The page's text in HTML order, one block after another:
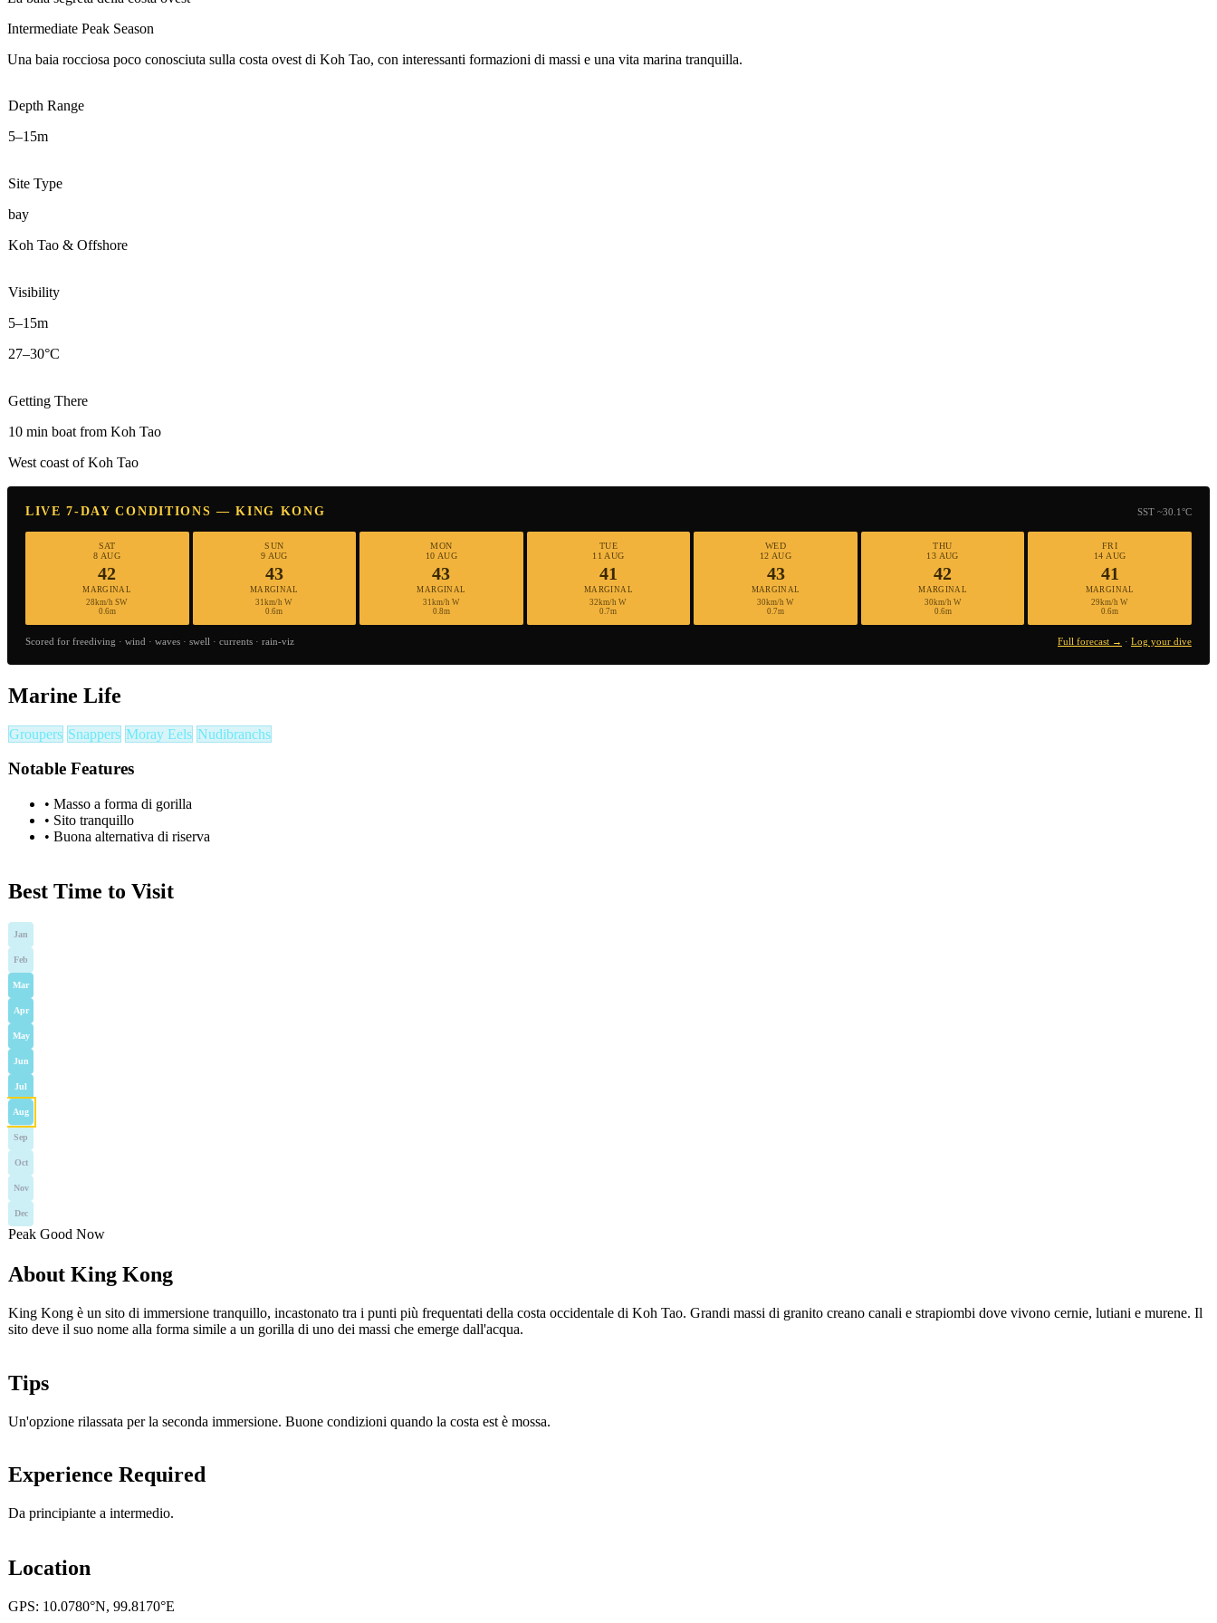
Intermediate Peak Season
Una baia rocciosa poco conosciuta sulla costa ovest di Koh Tao, con interessanti formazioni di massi e una vita marina tranquilla.
Depth Range
5–15m
Site Type
bay
Koh Tao & Offshore
Visibility
5–15m
27–30°C
Getting There
10 min boat from Koh Tao
West coast of Koh Tao
LIVE 7-DAY CONDITIONS — KING KONG SST ~30.1°C
SAT
8 AUG
42
MARGINAL
28km/h SW
0.6m
SUN
9 AUG
43
MARGINAL
31km/h W
0.6m
MON
10 AUG
43
MARGINAL
31km/h W
0.8m
TUE
11 AUG
41
MARGINAL
32km/h W
0.7m
WED
12 AUG
43
MARGINAL
30km/h W
0.7m
THU
13 AUG
42
MARGINAL
30km/h W
0.6m
FRI
14 AUG
41
MARGINAL
29km/h W
0.6m
Scored for freediving · wind · waves · swell · currents · rain-viz Full forecast → · Log your dive
Marine Life
Groupers Snappers Moray Eels Nudibranchs
Notable Features
• Masso a forma di gorilla
• Sito tranquillo
• Buona alternativa di riserva
Best Time to Visit
Jan
Feb
Mar
Apr
May
Jun
Jul
Aug
Sep
Oct
Nov
Dec
Peak Good Now
About King Kong
King Kong è un sito di immersione tranquillo, incastonato tra i punti più frequentati della costa occidentale di Koh Tao. Grandi massi di granito creano canali e strapiombi dove vivono cernie, lutiani e murene. Il
sito deve il suo nome alla forma simile a un gorilla di uno dei massi che emerge dall'acqua.
Tips
Un'opzione rilassata per la seconda immersione. Buone condizioni quando la costa est è mossa.
Experience Required
Da principiante a intermedio.
Location
GPS: 10.0780°N, 99.8170°E